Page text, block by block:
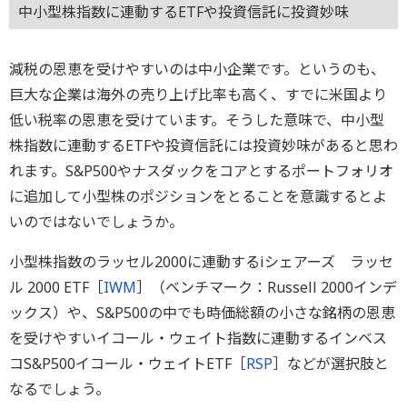
中小型株指数に連動するETFや投資信託に投資妙味
減税の恩恵を受けやすいのは中小企業です。というのも、
巨大な企業は海外の売り上げ比率も高く、すでに米国より
低い税率の恩恵を受けています。そうした意味で、中小型
株指数に連動するETFや投資信託には投資妙味があると思わ
れます。S&P500やナスダックをコアとするポートフォリオ
に追加して小型株のポジションをとることを意識するとよ
いのではないでしょうか。
小型株指数のラッセル2000に連動するiシェアーズ ラッセ
ル 2000 ETF［IWM］（ベンチマーク：Russell 2000インデ
ックス）や、S&P500の中でも時価総額の小さな銘柄の恩恵
を受けやすいイコール・ウェイト指数に連動するインベス
コS&P500イコール・ウェイトETF［RSP］などが選択肢と
なるでしょう。